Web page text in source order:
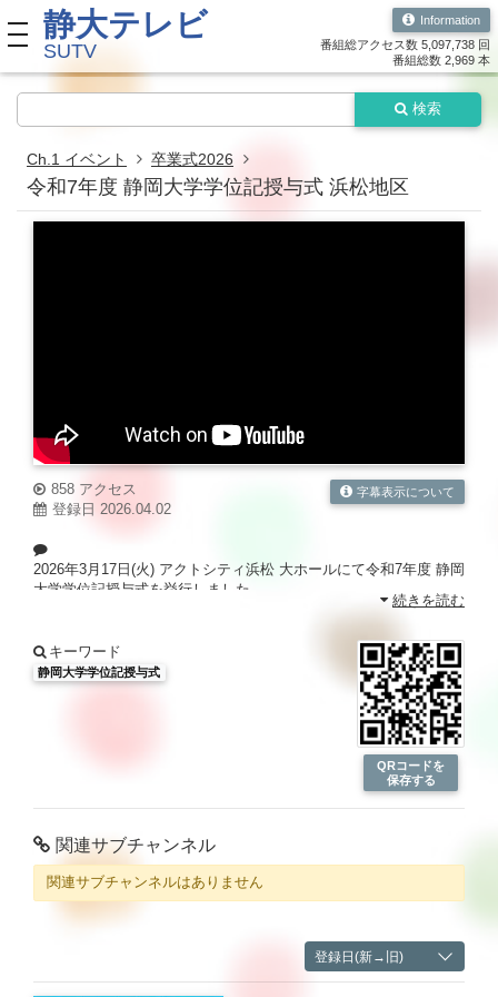
toggle navigation
静大テレビ
SUTV
Information
番組総アクセス数 5,097,738 回
番組総数 2,969 本
検索
Ch.1 イベント 卒業式2026
令和7年度 静岡大学学位記授与式 浜松地区
858 アクセス
登録日 2026.04.02
字幕表示について
2026年3月17日(火) アクトシティ浜松 大ホールにて令和7年度 静岡
大学学位記授与式を挙行しました。
続きを読む
キーワード
静岡大学学位記授与式
QRコードを
保存する
関連サブチャンネル
関連サブチャンネルはありません
登録日(新→旧)